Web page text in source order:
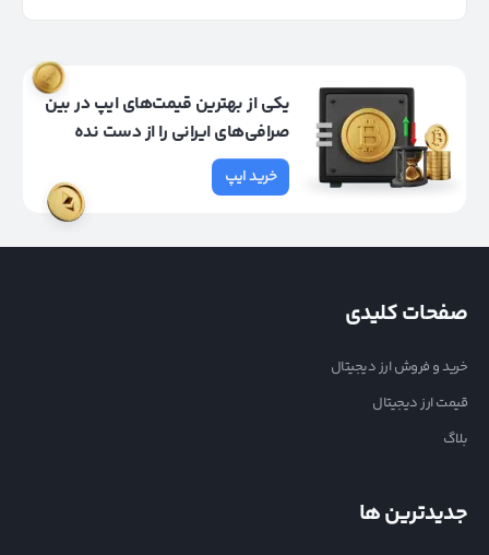
یکی از بهترین قیمت‌های ایپ در بین
صرافی‌های ایرانی را از دست نده
خرید ایپ
صفحات کلیدی
خرید و فروش ارز دیجیتال
قیمت ارز دیجیتال
بلاگ
جدیدترین ها